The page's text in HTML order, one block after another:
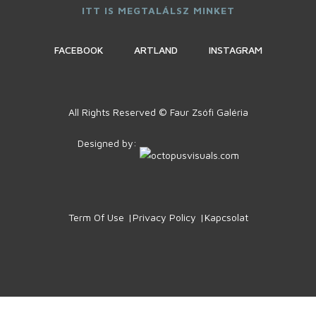
ITT IS MEGTALÁLSZ MINKET
FACEBOOK ARTLAND INSTAGRAM
All Rights Reserved © Faur Zsófi Galéria
Designed by:
Term Of Use Privacy Policy Kapcsolat